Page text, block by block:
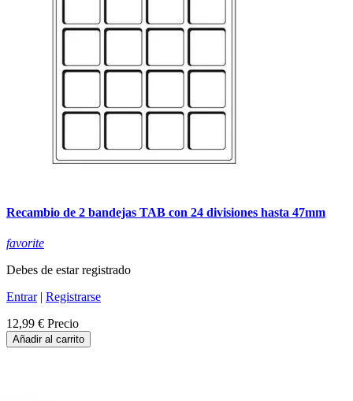
Recambio de 2 bandejas TAB con 24 divisiones hasta 47mm
favorite
Debes de estar registrado
Entrar| Registrarse
12,99 € Precio
Añadir al carrito